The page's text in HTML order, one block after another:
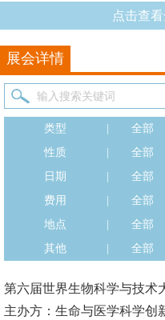
点击查
展会详情
类型
全部
性质
全部
日期
全部
费用
全部
地点
全部
其他
全部
第六届世界生物科学与技术
主办方：生命与医学科学创